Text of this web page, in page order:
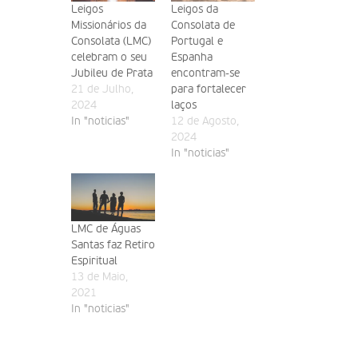
Leigos
Missionários da
Consolata (LMC)
celebram o seu
Jubileu de Prata
21 de Julho,
2024
In "noticias"
Leigos da
Consolata de
Portugal e
Espanha
encontram-se
para fortalecer
laços
12 de Agosto,
2024
In "noticias"
LMC de Águas
Santas faz Retiro
Espiritual
13 de Maio,
2021
In "noticias"